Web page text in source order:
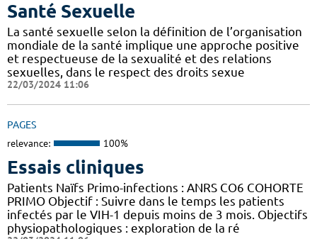
Santé Sexuelle
La santé sexuelle selon la définition de l’organisation
mondiale de la santé implique une approche positive
et respectueuse de la sexualité et des relations
sexuelles, dans le respect des droits sexue
22/03/2024 11:06
PAGES
relevance: 100%
Essais cliniques
Patients Naïfs Primo-infections : ANRS CO6 COHORTE
PRIMO Objectif : Suivre dans le temps les patients
infectés par le VIH-1 depuis moins de 3 mois. Objectifs
physiopathologiques : exploration de la ré